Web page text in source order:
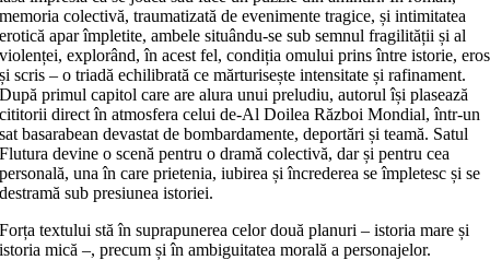
memoria colectivă, traumatizată de evenimente tragice, și intimitatea
erotică apar împletite, ambele situându-se sub semnul fragilității și al
violenței, explorând, în acest fel, condiția omului prins între istorie, eros
și scris – o triadă echilibrată ce mărturisește intensitate și rafinament.
După primul capitol care are alura unui preludiu, autorul își plasează
cititorii direct în atmosfera celui de-Al Doilea Război Mondial, într-un
sat basarabean devastat de bombardamente, deportări și teamă. Satul
Flutura devine o scenă pentru o dramă colectivă, dar și pentru cea
personală, una în care prietenia, iubirea și încrederea se împletesc și se
destramă sub presiunea istoriei.
Forța textului stă în suprapunerea celor două planuri – istoria mare și
istoria mică –, precum și în ambiguitatea morală a personajelor.